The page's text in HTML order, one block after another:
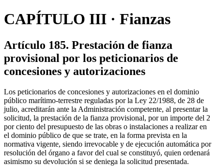
CAPÍTULO III · Fianzas
Artículo 185. Prestación de fianza
provisional por los peticionarios de
concesiones y autorizaciones
Los peticionarios de concesiones y autorizaciones en el dominio
público marítimo-terrestre reguladas por la Ley 22/1988, de 28 de
julio, acreditarán ante la Administración competente, al presentar la
solicitud, la prestación de la fianza provisional, por un importe del 2
por ciento del presupuesto de las obras o instalaciones a realizar en
el dominio público de que se trate, en la forma prevista en la
normativa vigente, siendo irrevocable y de ejecución automática por
resolución del órgano a favor del cual se constituyó, quien ordenará
asimismo su devolución si se deniega la solicitud presentada.